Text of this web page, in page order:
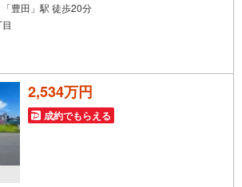
豊田」駅 徒歩20分
2,534万円
成約でもらえる